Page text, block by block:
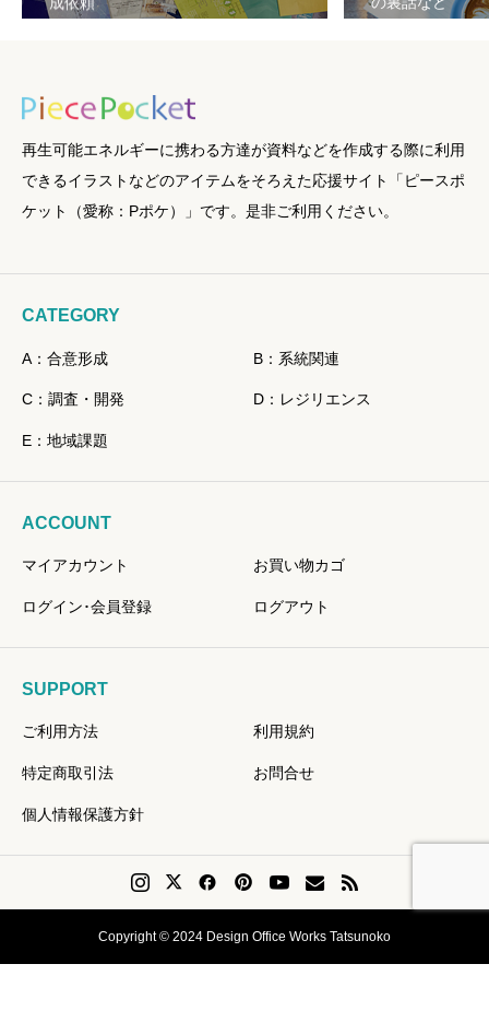
再生可能エネルギーに携わる方達が資料などを作成する際に利用
できるイラストなどのアイテムをそろえた応援サイト「ピースポ
ケット（愛称：Pポケ）」です。是非ご利用ください。
CATEGORY
A：合意形成 B：系統関連
C：調査・開発 D：レジリエンス
E：地域課題
ACCOUNT
マイアカウント お買い物カゴ
ログイン･会員登録 ログアウト
SUPPORT
ご利用方法 利用規約
特定商取引法 お問合せ
個人情報保護方針
Copyright © 2024 Design Office Works Tatsunoko